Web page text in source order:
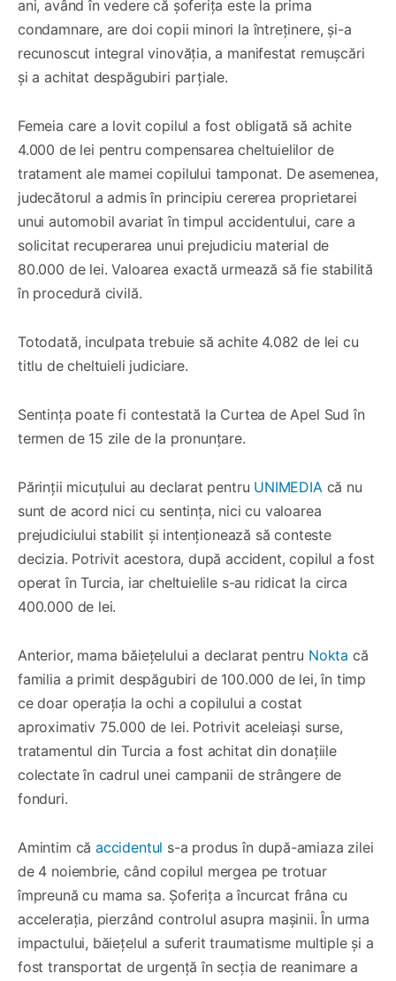
ani, având în vedere că șoferița este la prima
condamnare, are doi copii minori la întreținere, și-a
recunoscut integral vinovăția, a manifestat remușcări
și a achitat despăgubiri parțiale.
Femeia care a lovit copilul a fost obligată să achite
4.000 de lei pentru compensarea cheltuielilor de
tratament ale mamei copilului tamponat. De asemenea,
judecătorul a admis în principiu cererea proprietarei
unui automobil avariat în timpul accidentului, care a
solicitat recuperarea unui prejudiciu material de
80.000 de lei. Valoarea exactă urmează să fie stabilită
în procedură civilă.
Totodată, inculpata trebuie să achite 4.082 de lei cu
titlu de cheltuieli judiciare.
Sentința poate fi contestată la Curtea de Apel Sud în
termen de 15 zile de la pronunțare.
Părinții micuțului au declarat pentru UNIMEDIA că nu
sunt de acord nici cu sentința, nici cu valoarea
prejudiciului stabilit și intenționează să conteste
decizia. Potrivit acestora, după accident, copilul a fost
operat în Turcia, iar cheltuielile s-au ridicat la circa
400.000 de lei.
Anterior, mama băiețelului a declarat pentru Nokta că
familia a primit despăgubiri de 100.000 de lei, în timp
ce doar operația la ochi a copilului a costat
aproximativ 75.000 de lei. Potrivit aceleiași surse,
tratamentul din Turcia a fost achitat din donațiile
colectate în cadrul unei campanii de strângere de
fonduri.
Amintim căaccidentul s-a produs în după-amiaza zilei
de 4 noiembrie, când copilul mergea pe trotuar
împreună cu mama sa. Șoferița a încurcat frâna cu
accelerația, pierzând controlul asupra mașinii. În urma
impactului, băiețelul a suferit traumatisme multiple și a
fost transportat de urgență în secția de reanimare a